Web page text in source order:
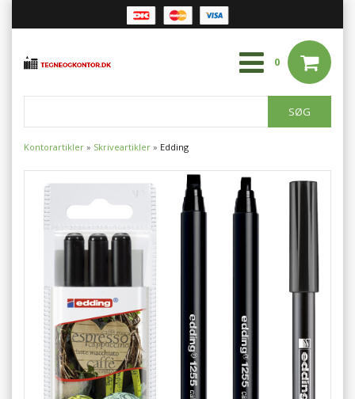
0
Kontorartikler » Skriveartikler » Edding